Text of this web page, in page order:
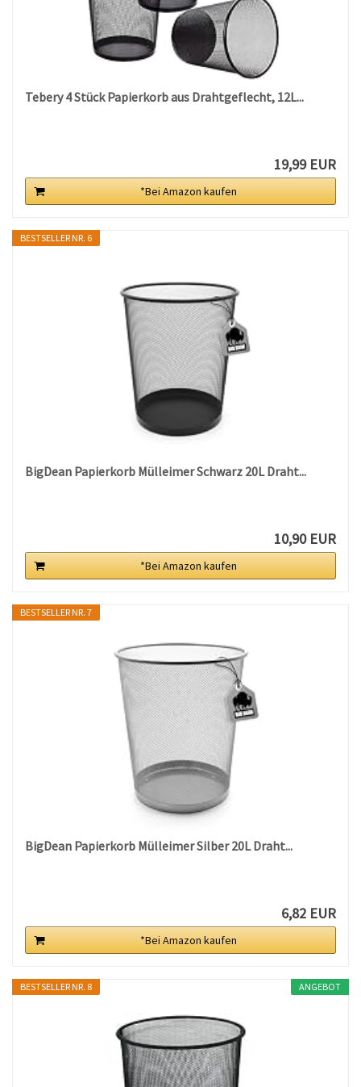
Tebery 4 Stück Papierkorb aus Drahtgeflecht, 12L...
19,99 EUR
*Bei Amazon kaufen
BESTSELLER NR. 6
BigDean Papierkorb Mülleimer Schwarz 20L Draht...
10,90 EUR
*Bei Amazon kaufen
BESTSELLER NR. 7
BigDean Papierkorb Mülleimer Silber 20L Draht...
6,82 EUR
*Bei Amazon kaufen
ANGEBOT
BESTSELLER NR. 8